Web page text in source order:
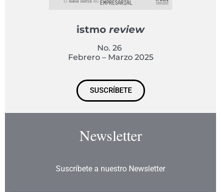
istmo review
No. 26
Febrero – Marzo 2025
SUSCRÍBETE
Newsletter
Suscríbete a nuestro Newsletter